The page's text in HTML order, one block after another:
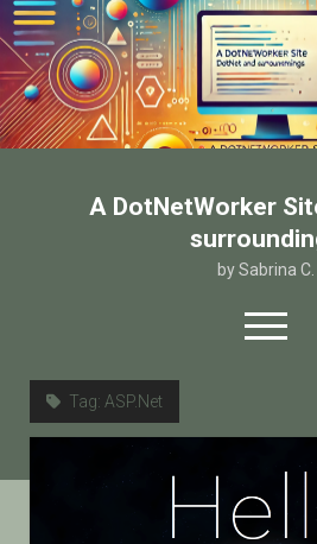
A DotNetWorker
by Sabrina C.
open
menu
Contatto
Tag: ASP.Net